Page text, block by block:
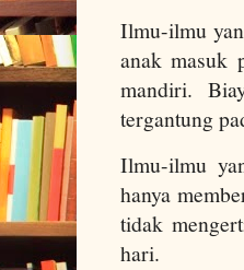
Ilmu-ilmu
anak masuk
mandiri.
tergantung
Ilmu-ilmu
hanya
tidak
hari.